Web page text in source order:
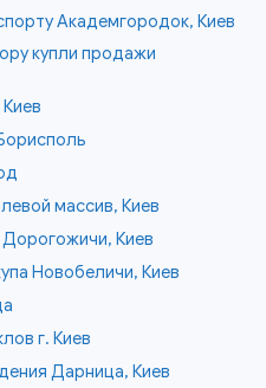
Академгородок, Киев
купли продажи
массив, Киев
Киев
Новобеличи, Киев
г. Киев
Дарница, Киев